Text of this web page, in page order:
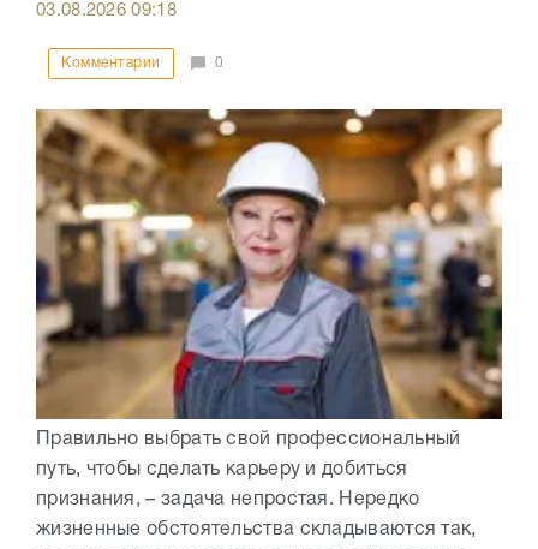
03.08.202609:18
Комментарии 0
Правильно выбрать свой профессиональный
путь, чтобы сделать карьеру и добиться
признания, – задача непростая. Нередко
жизненные обстоятельства складываются так,